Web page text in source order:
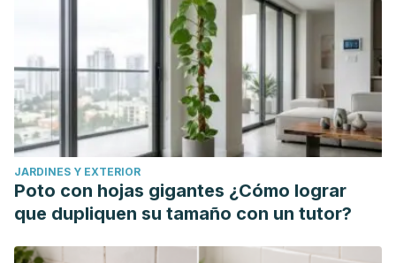
JARDINES Y EXTERIOR
Poto con hojas gigantes ¿Cómo lograr
que dupliquen su tamaño con un tutor?